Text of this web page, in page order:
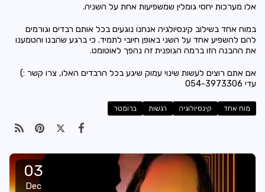
אלו מערכות יחסי גומלין שמשפיעות אחת על השניה.
במוח אחד בשילוב קינסיולגיה אנחנו נוגעים בכל אותם רבדים וגורמים
להם להשפיע אחד על השני באופן חיובי לתמיד. כי ברגע שהבנו והטמענו
את ההבנה הזו ברמה הגופנית זה נהפך לאוטומט.
אם אתם רוצים לעשות שינוי עמוק שיגע בכל הרבדים האלו, צרו קשר :)
עדי 054-3973306
מוח אחד קינסיולוגיה רגשות ברומטר
03
Dec